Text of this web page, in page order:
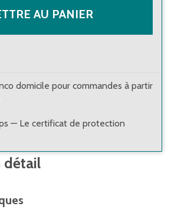
AU PANIER
domicile pour commandes à partir
— Le certificat de protection
détail